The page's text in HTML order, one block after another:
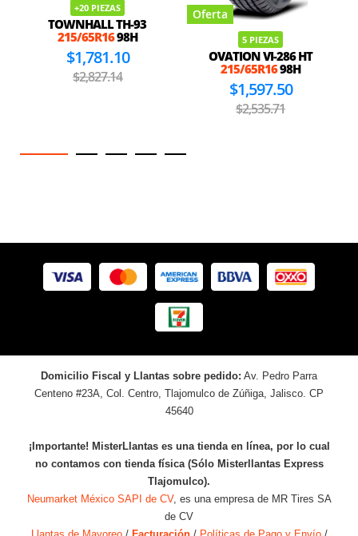
+20 PIEZAS
TOWNHALL TH-93
215/65R1698H
$1,781.10
$2,827.14
Oferta
5 PIEZAS
OVATION VI-286 HT
215/65R1698H
$1,597.50
$2,535.71
Domicilio Fiscal y Llantas sobre pedido: Av. Pedro Parra
Centeno #23A, Col. Centro, Tlajomulco de Zúñiga, Jalisco. CP
45640
¡Importante! MisterLlantas es una tienda en línea, por lo cual
no contamos con tienda física (Sólo Misterllantas Express
Tlajomulco).
Neumarket México SAPI de CV, es una empresa de MR Tires SA
de CV